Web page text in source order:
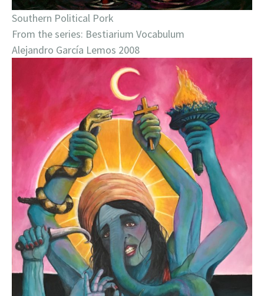
Southern Political Pork
From the series: Bestiarium Vocabulum
Alejandro García Lemos 2008